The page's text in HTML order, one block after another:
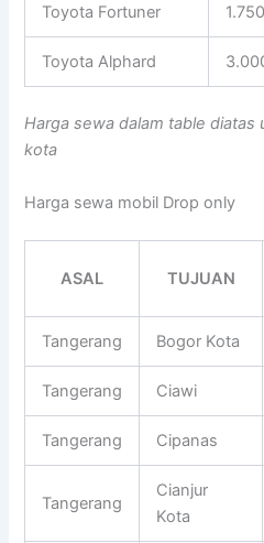
Toyota Fortuner
Toyota Alphard
Harga sewa dalam table diatas
kota
Harga sewa mobil Drop only
ASAL TUJUAN
Tangerang Bogor Kota
Tangerang Ciawi
Tangerang Cipanas
Tangerang
Cianjur
Kota